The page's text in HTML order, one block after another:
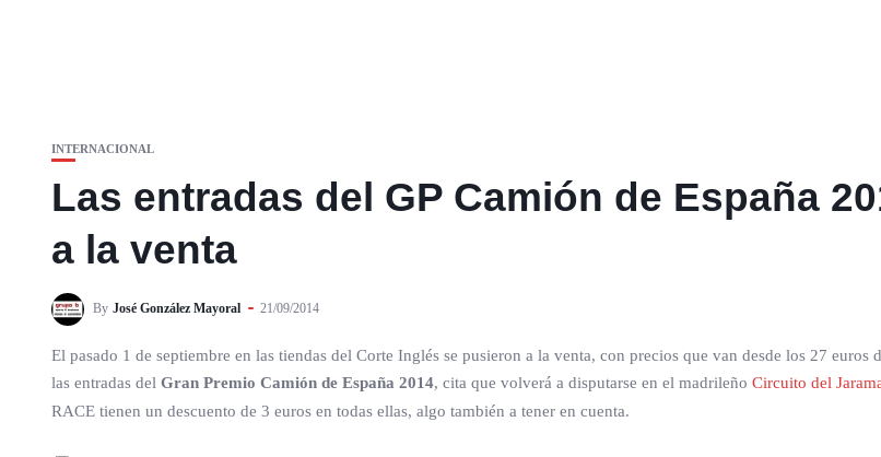
INTERNACIONAL
Las entradas del GP Camión de España
a la venta
By José González Mayoral 21/09/2014
El pasado 1 de septiembre en las tiendas del Corte Inglés se pusieron a la venta, con precios que van desde los 27
las entradas del Gran Premio Camión de España 2014, cita que volverá a disputarse en el madrileño Circuito del
RACE tienen un descuento de 3 euros en todas ellas, algo también a tener en cuenta.